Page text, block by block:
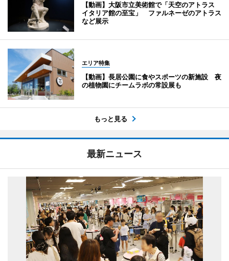
【動画】大阪市立美術館で「天空のアトラス
イタリア館の至宝」 ファルネーゼのアトラス
など展示
エリア特集
【動画】長居公園に食やスポーツの新施設 夜
の植物園にチームラボの常設展も
もっと見る
最新ニュース